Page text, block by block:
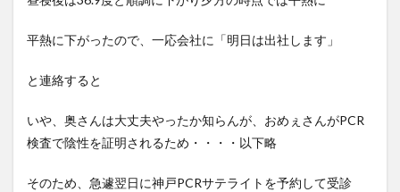
平熱に下がったので、一応会社に「明日は出社します」
と連絡すると
いや、奥さんは大丈夫やったか知らんが、おめぇさんがPCR
検査で陰性を証明されるため・・・・以下略
そのため、急遽翌日に神戸PCRサテライトを予約して受診